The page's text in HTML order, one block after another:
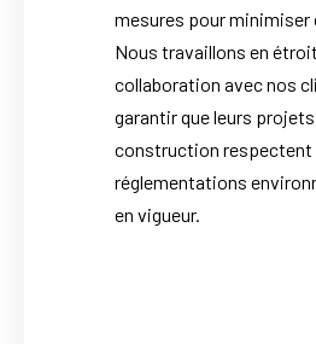
mesures pour
Nous travaillons en
collaboration avec nos
garantir que leurs
construction respectent
réglementations
en vigueur.